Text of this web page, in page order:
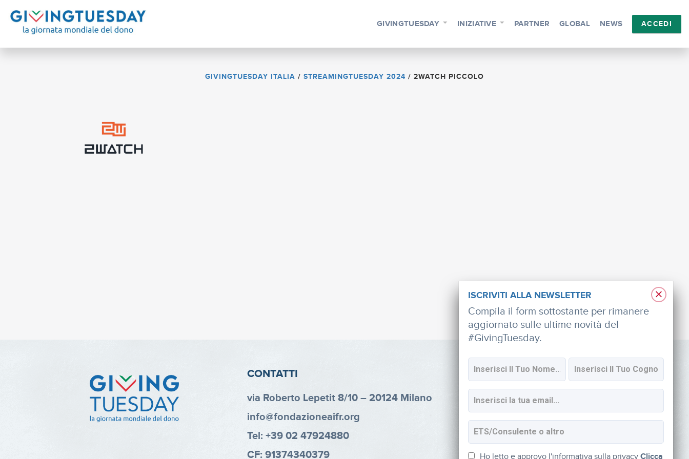
GIVINGTUESDAY INIZIATIVE PARTNER GLOBAL NEWS ACCEDI
GIVINGTUESDAY ITALIA / STREAMINGTUESDAY 2024 / 2WATCH PICCOLO
CONTATTI
via Roberto Lepetit 8/10 – 20124 Milano
info@fondazioneaifr.org
Tel: +39 02 47924880
CF: 91374340379
SOCIAL
Iscriviti alla newsletter
×
ISCRIVITI ALLA NEWSLETTER
Compila il form sottostante per rimanere
aggiornato sulle ultime novità del
#GivingTuesday.
Ho letto e approvo l'informativa sulla privacyClicca